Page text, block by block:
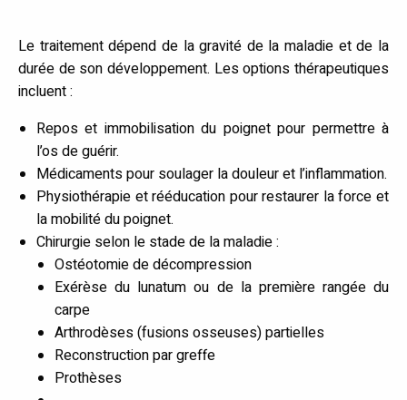
Le traitement dépend de la gravité de la maladie et de la
durée de son développement. Les options thérapeutiques
incluent :
Repos et immobilisation du poignet pour permettre à
l’os de guérir.
Médicaments pour soulager la douleur et l’inflammation.
Physiothérapie et rééducation pour restaurer la force et
la mobilité du poignet.
Chirurgie selon le stade de la maladie :
Ostéotomie de décompression
Exérèse du lunatum ou de la première rangée du
carpe
Arthrodèses (fusions osseuses) partielles
Reconstruction par greffe
Prothèses